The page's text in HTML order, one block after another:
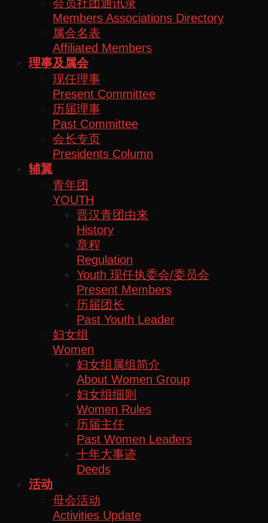
会员社团通讯录
Members Associations Directory
属会名表
Affiliated Members
理事及属会
现任理事
Present Committee
历届理事
Past Committee
会长专页
Presidents Column
辅翼
青年团
YOUTH
晋汉青团由来
History
章程
Regulation
Youth 现任执委会/委员会
Present Members
历届团长
Past Youth Leader
妇女组
Women
妇女组属组简介
About Women Group
妇女组细则
Women Rules
历届主任
Past Women Leaders
十年大事迹
Deeds
活动
母会活动
Activities Update